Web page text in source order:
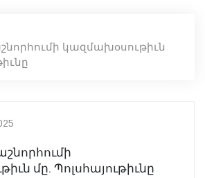
կազմախօսութիւն
մը. Պոլսհայութիւնը